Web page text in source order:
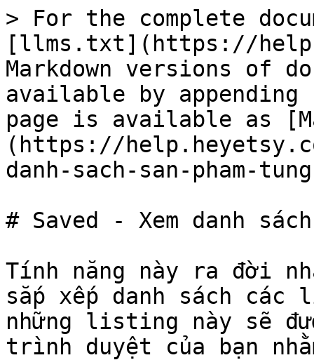
> For the complete
[llms.txt](https://
Markdown versions of
available by
page is available as
(https://
danh-sach-san-pham-
# Saved - Xem danh
Tính năng này ra đời
sắp xếp danh sách
những listing này sẽ
trình duyệt của bạn